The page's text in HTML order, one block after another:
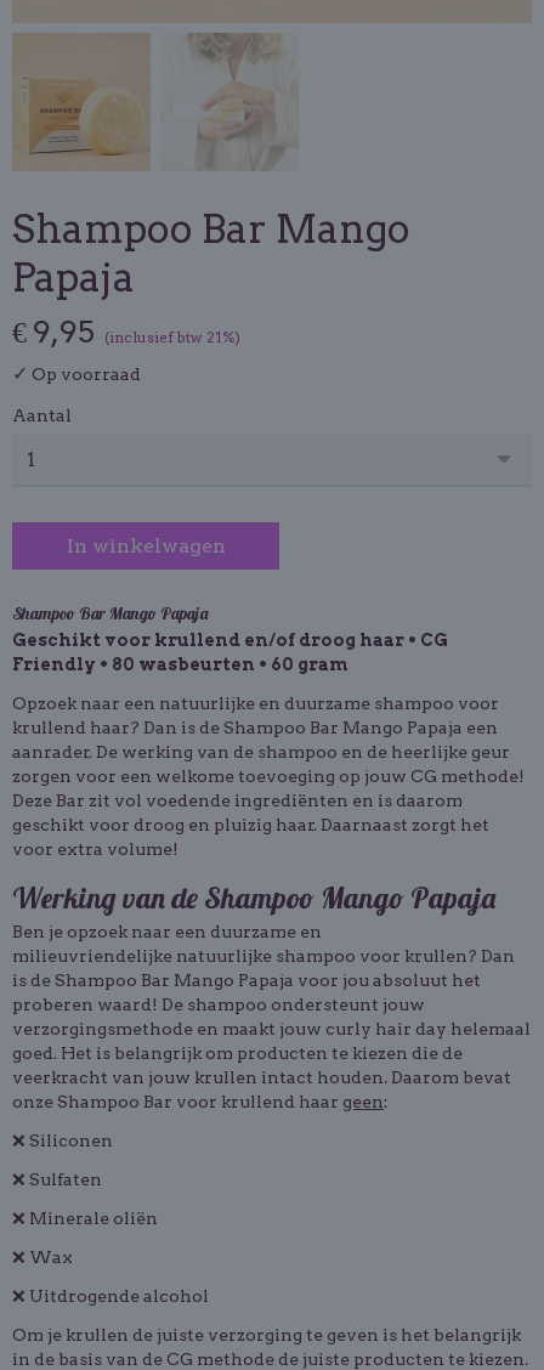
Shampoo Bar Mango
Papaja
€ 9,95 (inclusief btw 21%)
✓ Op voorraad
Aantal
In winkelwagen
Shampoo Bar Mango Papaja
Geschikt voor krullend en/of droog haar • CG
Friendly • 80 wasbeurten • 60 gram
Opzoek naar een natuurlijke en duurzame shampoo voor
krullend haar? Dan is de Shampoo Bar Mango Papaja een
aanrader. De werking van de shampoo en de heerlijke geur
zorgen voor een welkome toevoeging op jouw CG methode!
Deze Bar zit vol voedende ingrediënten en is daarom
geschikt voor droog en pluizig haar. Daarnaast zorgt het
voor extra volume!
Werking van de Shampoo Mango Papaja
Ben je opzoek naar een duurzame en
milieuvriendelijke natuurlijke shampoo voor krullen? Dan
is de Shampoo Bar Mango Papaja voor jou absoluut het
proberen waard! De shampoo ondersteunt jouw
verzorgingsmethode en maakt jouw curly hair day helemaal
goed. Het is belangrijk om producten te kiezen die de
veerkracht van jouw krullen intact houden. Daarom bevat
onze Shampoo Bar voor krullend haar geen:
❌ Siliconen
❌ Sulfaten
❌ Minerale oliën
❌ Wax
❌ Uitdrogende alcohol
Om je krullen de juiste verzorging te geven is het belangrijk
in de basis van de CG methode de juiste producten te kiezen.